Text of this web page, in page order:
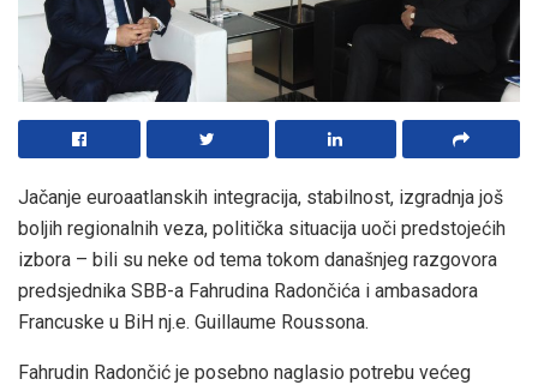
Jačanje euroaatlanskih integracija, stabilnost, izgradnja još
boljih regionalnih veza, politička situacija uoči predstojećih
izbora – bili su neke od tema tokom današnjeg razgovora
predsjednika SBB-a Fahrudina Radončića i ambasadora
Francuske u BiH nj.e. Guillaume Roussona.
Fahrudin Radončić je posebno naglasio potrebu većeg